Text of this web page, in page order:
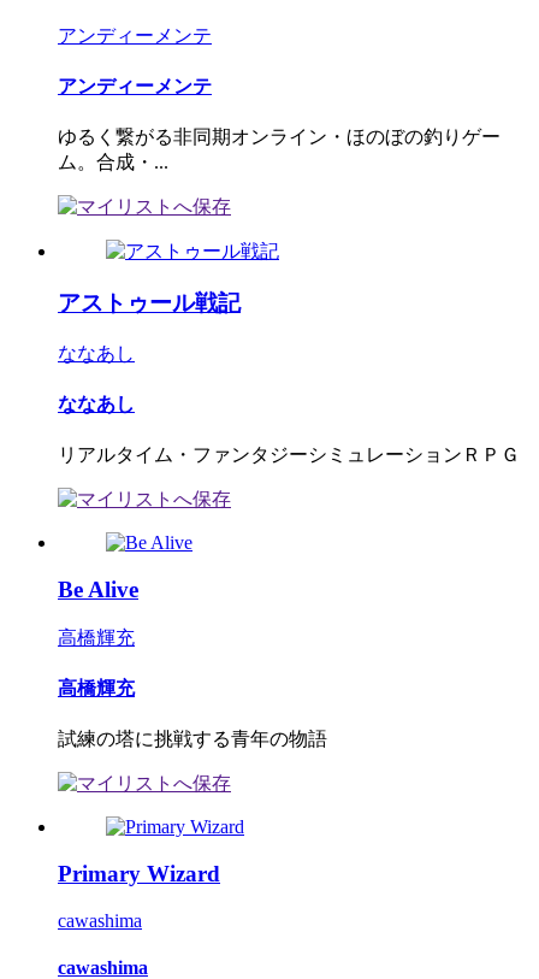
アンディーメンテ
アンディーメンテ
ゆるく繋がる非同期オンライン・ほのぼの釣りゲー
ム。合成・...
アストゥール戦記
ななあし
ななあし
リアルタイム・ファンタジーシミュレーションＲＰＧ
Be Alive
高橋輝充
高橋輝充
試練の塔に挑戦する青年の物語
Primary Wizard
cawashima
cawashima